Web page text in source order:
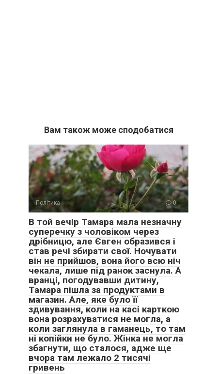
Вам також може сподобатися
Політика 0
В той вечір Тамара мала незначну
суперечку з чоловіком через
дрібницю, але Євген образився і
став речі збирати свої. Ночувати
він не прийшов, вона його всю ніч
чекала, лише під ранок заснула. А
вранці, погодувавши дитину,
Тамара пішла за продуктами в
магазин. Але, яке було її
здивування, коли на касі карткою
вона розрахуватися не могла, а
коли заглянула в гаманець, то там
ні копійки не було. Жінка не могла
збагнути, що сталося, адже ще
вчора там лежало 2 тисячі
гривень